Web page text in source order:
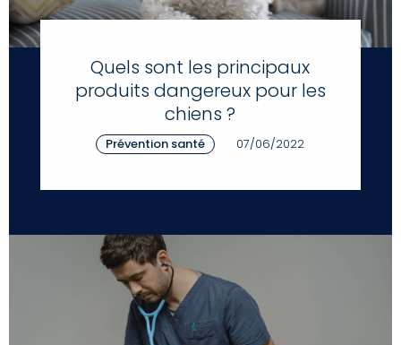
Quels sont les principaux
produits dangereux pour les
chiens ?
Prévention santé 07/06/2022